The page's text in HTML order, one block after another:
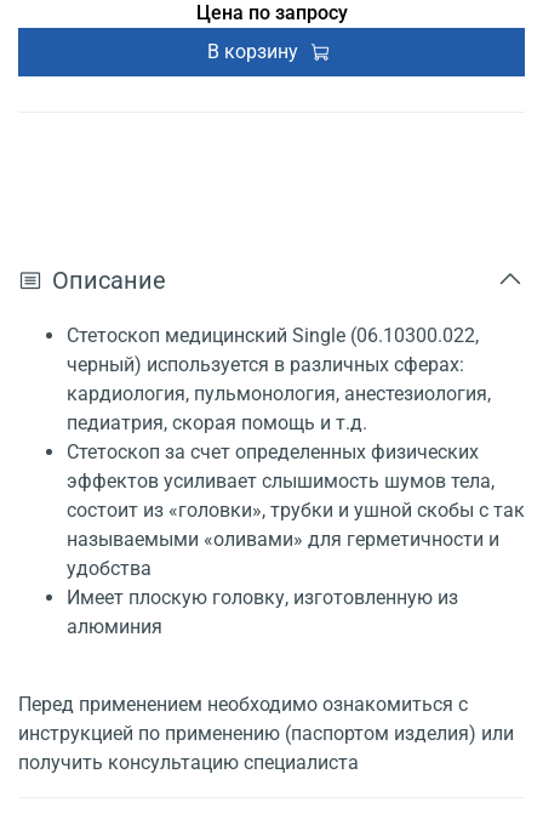
Цена по запросу
В корзину
Описание
Стетоскоп медицинский Single (06.10300.022,
черный) используется в различных сферах:
кардиология, пульмонология, анестезиология,
педиатрия, скорая помощь и т.д.
Стетоскоп за счет определенных физических
эффектов усиливает слышимость шумов тела,
состоит из «головки», трубки и ушной скобы с так
называемыми «оливами» для герметичности и
удобства
Имеет плоскую головку, изготовленную из
алюминия
Перед применением необходимо ознакомиться с
инструкцией по применению (паспортом изделия) или
получить консультацию специалиста